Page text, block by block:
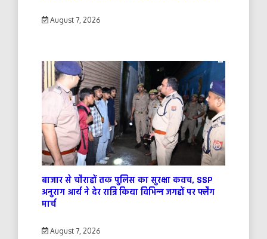
August 7, 2026
बाजार से चौराहों तक पुलिस का सुरक्षा कवच, SSP
अनुराग आर्य ने देर रात्रि किया विभिन्न जगहों पर फ्लैग
मार्च
August 7, 2026